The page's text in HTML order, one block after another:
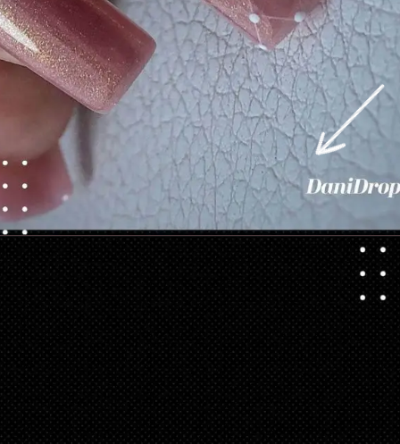
Opening